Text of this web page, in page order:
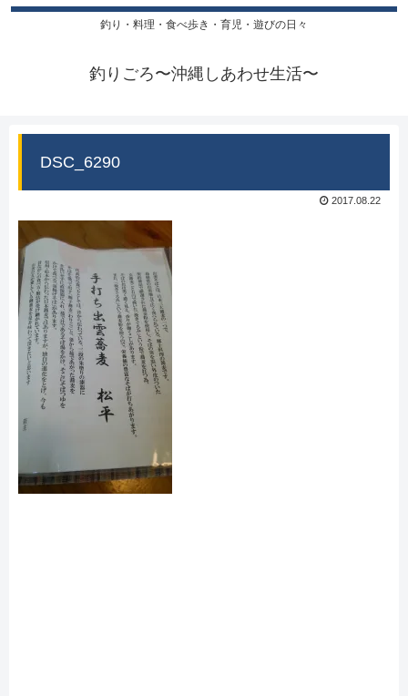
釣り・料理・食べ歩き・育児・遊びの日々
釣りごろ〜沖縄しあわせ生活〜
DSC_6290
2017.08.22